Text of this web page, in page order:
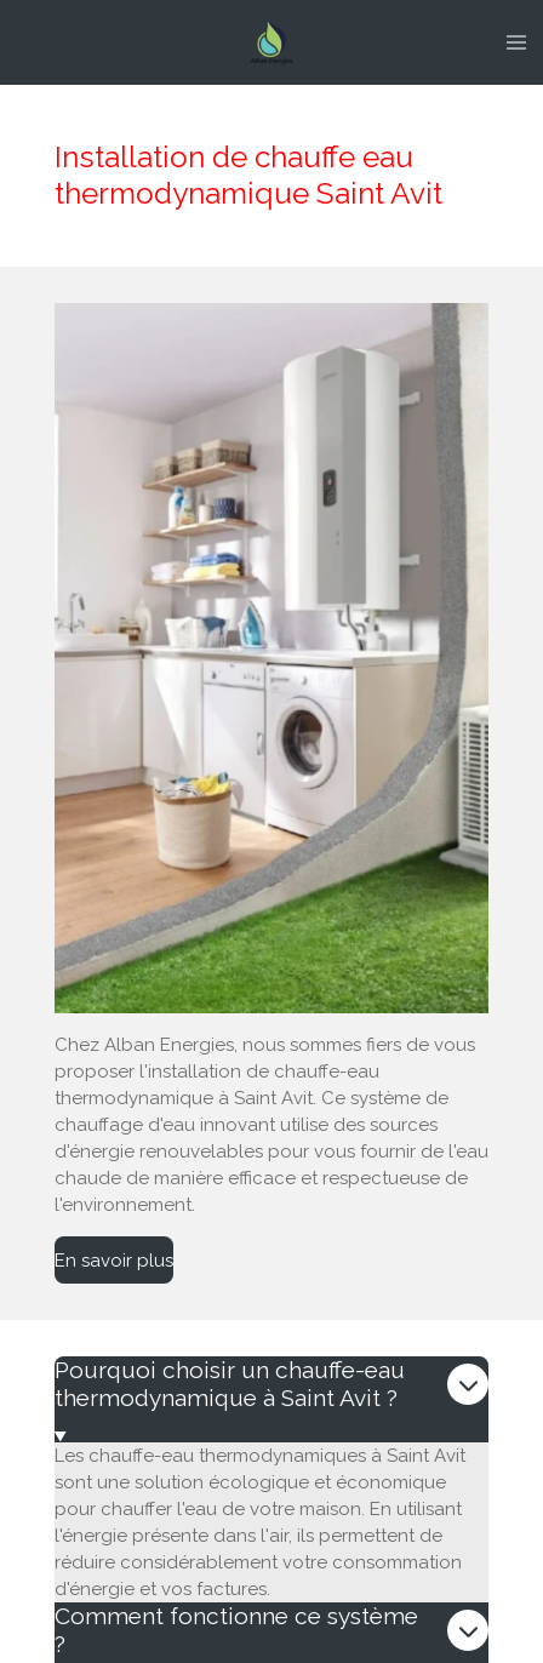
Installation de chauffe eau
thermodynamique Saint Avit
Chez Alban Energies, nous sommes fiers de vous
proposer l'installation de chauffe-eau
thermodynamique à Saint Avit. Ce système de
chauffage d'eau innovant utilise des sources
d'énergie renouvelables pour vous fournir de l'eau
chaude de manière efficace et respectueuse de
l'environnement.
En savoir plus
Pourquoi choisir un chauffe-eau
thermodynamique à Saint Avit ?
Les chauffe-eau thermodynamiques à Saint Avit
sont une solution écologique et économique
pour chauffer l'eau de votre maison. En utilisant
l'énergie présente dans l'air, ils permettent de
réduire considérablement votre consommation
d'énergie et vos factures.
Comment fonctionne ce système
?